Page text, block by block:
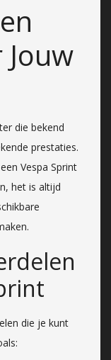
die bekend
prestaties.
Vespa Sprint
het is altijd
die je kunt